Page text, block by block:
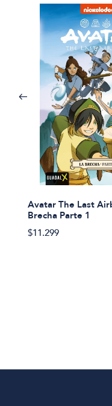
Avatar The Last
Brecha Parte 1
$11.299